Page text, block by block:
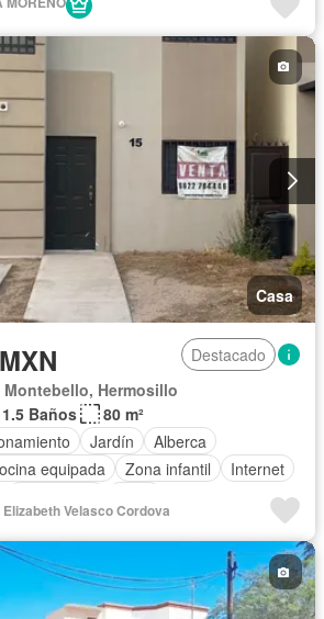
Casa
Destacado
Hermosillo
1.5 Baños
80 m²
Jardín
Alberca
equipada Zona infantil
Internet
Asador
Recámara con closet
Parcialmente amueblado
Velasco Cordova